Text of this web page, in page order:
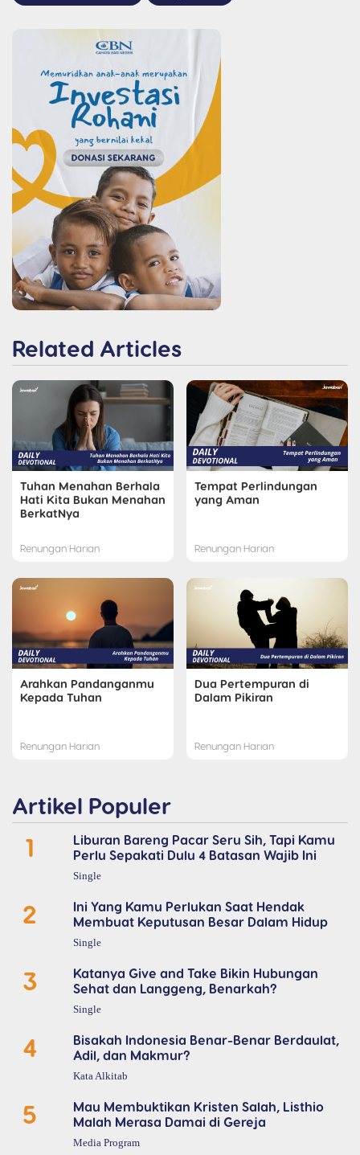
Related Articles
Tuhan Menahan Berhala
Hati Kita Bukan Menahan
BerkatNya
Renungan Harian
Tempat Perlindungan
yang Aman
Renungan Harian
Arahkan Pandanganmu
Kepada Tuhan
Renungan Harian
Dua Pertempuran di
Dalam Pikiran
Renungan Harian
Artikel Populer
1
Liburan Bareng Pacar Seru Sih, Tapi Kamu
Perlu Sepakati Dulu 4 Batasan Wajib Ini
Single
2
Ini Yang Kamu Perlukan Saat Hendak
Membuat Keputusan Besar Dalam Hidup
Single
3
Katanya Give and Take Bikin Hubungan
Sehat dan Langgeng, Benarkah?
Single
4
Bisakah Indonesia Benar-Benar Berdaulat,
Adil, dan Makmur?
Kata Alkitab
5
Mau Membuktikan Kristen Salah, Listhio
Malah Merasa Damai di Gereja
Media Program